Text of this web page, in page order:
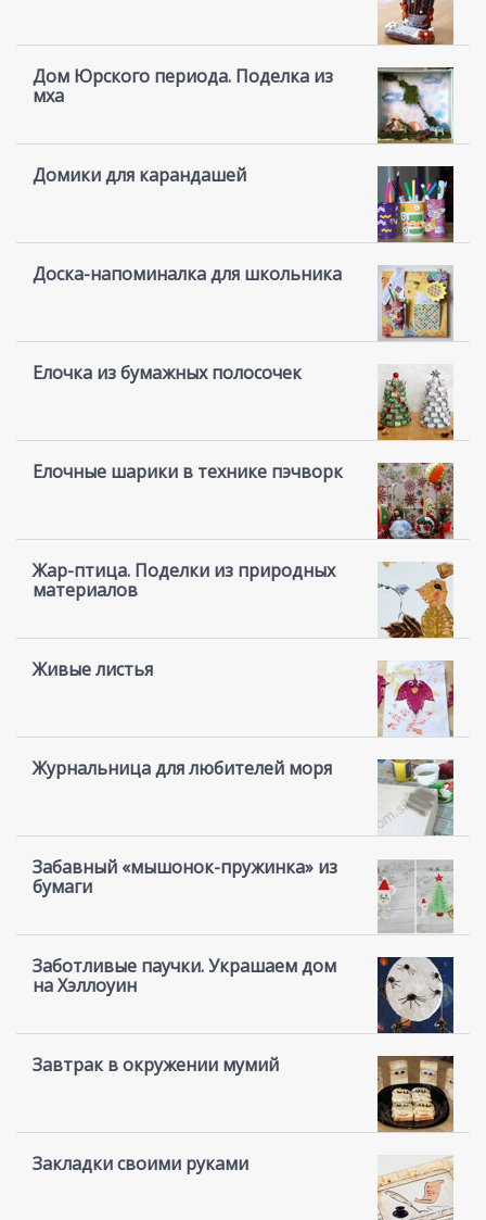
Дом Юрского периода. Поделка из
мха
Домики для карандашей
Доска-напоминалка для школьника
Елочка из бумажных полосочек
Елочные шарики в технике пэчворк
Жар-птица. Поделки из природных
материалов
Живые листья
Журнальница для любителей моря
Забавный «мышонок-пружинка» из
бумаги
Заботливые паучки. Украшаем дом
на Хэллоуин
Завтрак в окружении мумий
Закладки своими руками